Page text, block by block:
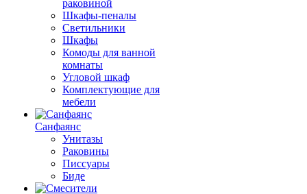
раковиной
Шкафы-пеналы
Светильники
Шкафы
Комоды для ванной
комнаты
Угловой шкаф
Комплектующие для
мебели
Санфаянс
Унитазы
Раковины
Писсуары
Биде